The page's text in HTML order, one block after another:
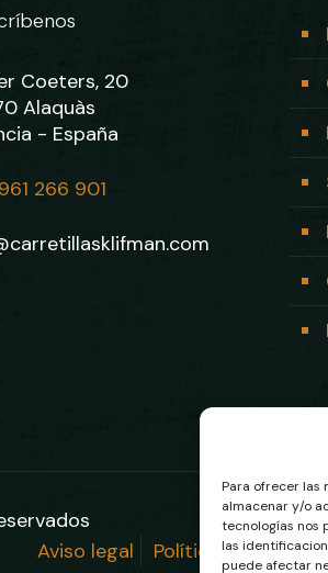
Para ofrecer las
almacenar y/o
tecnologías nos
las
puede afectar
Coeters, 20
Alaquàs
- España
266 901
Aviso legal
Política de